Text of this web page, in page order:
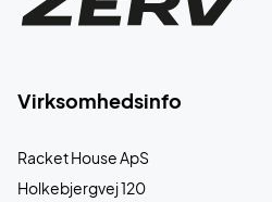
Virksomhedsinfo
Racket House ApS
Holkebjergvej 120